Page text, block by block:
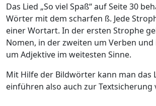
Das Lied „So viel Spaß“ auf Seite 30
Wörter mit dem scharfen ß. Jede
einer Wortart. In der ersten Strophe
Nomen, in der zweiten um Verben
um Adjektive im weitesten Sinne.
Mit Hilfe der Bildwörter kann man das
einführen also auch zur Textsicherung